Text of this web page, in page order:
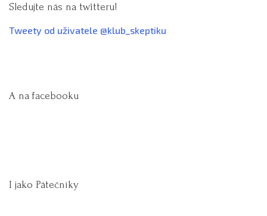
Sledujte nás na twitteru!
Tweety od uživatele @klub_skeptiku
A na facebooku
I jako Pátečníky